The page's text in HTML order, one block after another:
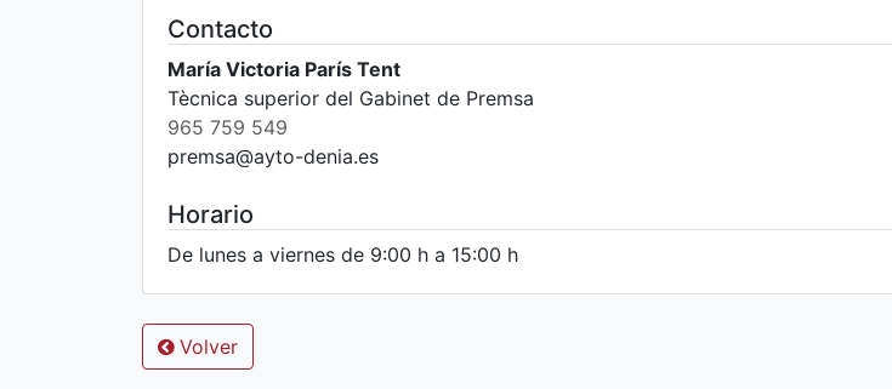
Contacto
María Victoria París Tent
Tècnica superior del Gabinet de Premsa
965 759 549
premsa@ayto-denia.es
Horario
De lunes a viernes de 9:00 h a 15:00 h
Volver